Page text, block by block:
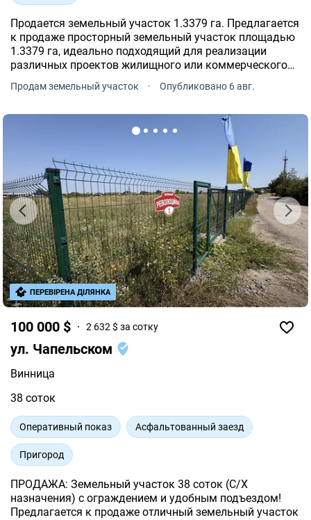
Продается земельный участок 1.3379 га. Предлагается
к продаже просторный земельный участок площадью
1.3379 га, идеально подходящий для реализации
различных проектов жилищного или коммерческого
подобное. Целевое назначение: для ведения сельского
Продам земельный участок · Опубликовано 6 авг.
100 000 $ 2 632 $ за сотку
ул. Чапельском
Винница
38 соток
Оперативный показ Асфальтованный заезд
Пригород
ПРОДАЖА: Земельный участок 38 соток (С/Х
назначения) с ограждением и удобным подъездом!
Предлагается к продаже отличный земельный участок
ПЕРЕВІРЕНА ДІЛЯНКА